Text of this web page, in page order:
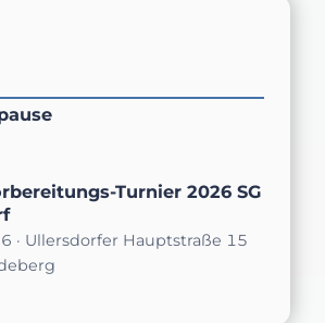
Turnier 2026 SG
· Ullersdorfer Hauptstraße 15